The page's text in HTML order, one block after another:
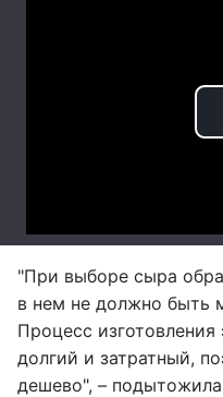
"При выборе сыра
в нем не должно быть
Процесс изготовления
долгий и затратный,
дешево", –